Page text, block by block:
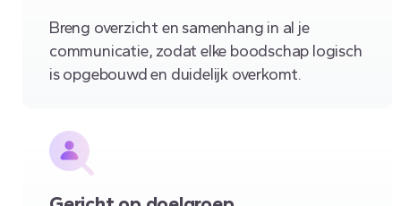
Breng overzicht en samenhang in al je
communicatie, zodat elke boodschap logisch
is opgebouwd en duidelijk overkomt.